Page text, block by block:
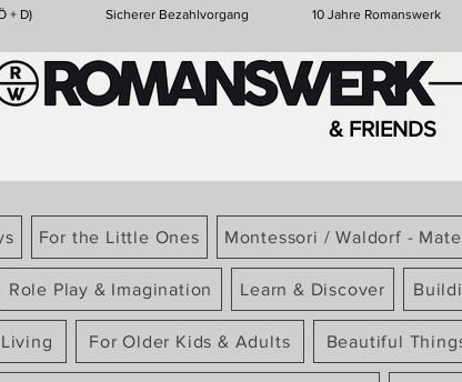
+ D) Sicherer Bezahlvorgang 10 Jahre Romanswerk
& FRIENDS
For the Little Ones Montessori / Waldorf -
Role Play & Imagination Learn & Discover
For Older Kids & Adults Beautiful